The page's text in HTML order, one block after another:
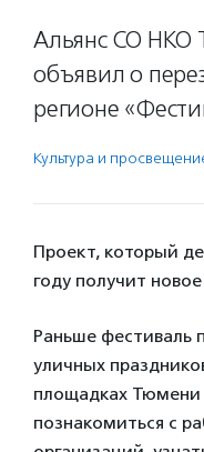
Альянс СО НКО
объявил о
регионе
Культура и
Проект, который
году получит
Раньше фестиваль
уличных
площадках
познакомиться с